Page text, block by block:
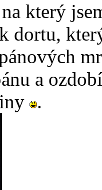
který
dortu,
a
.